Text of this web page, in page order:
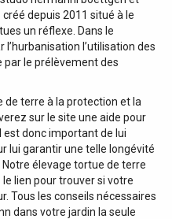
depuis 2011 situé à le
un réflexe. Dans le
l’utilisation des
le prélèvement des
de terre à la protection et la
sur le site une aide pour
est donc important de lui
lui garantir une telle longévité
élevage tortue de terre
lien pour trouver si votre
Tous les conseils nécessaires
dans votre jardin la seule